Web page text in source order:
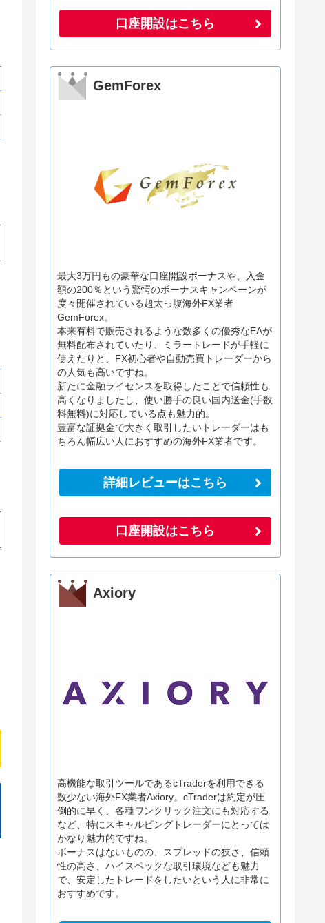
口座開設はこちら
GemForex
最大3万円もの豪華な口座開設ボーナスや、入金
額の200％という驚愕のボーナスキャンペーンが
度々開催されている超太っ腹海外FX業者
GemForex。
本来有料で販売されるような数多くの優秀なEAが
無料配布されていたり、ミラートレードが手軽に
使えたりと、FX初心者や自動売買トレーダーから
の人気も高いですね。
新たに金融ライセンスを取得したことで信頼性も
高くなりましたし、使い勝手の良い国内送金(手数
料無料)に対応している点も魅力的。
豊富な証拠金で大きく取引したいトレーダーはも
ちろん幅広い人におすすめの海外FX業者です。
詳細レビューはこちら
口座開設はこちら
Axiory
高機能な取引ツールであるcTraderを利用できる
数少ない海外FX業者Axiory。cTraderは約定が圧
倒的に早く、各種ワンクリック注文にも対応する
など、特にスキャルピングトレーダーにとっては
かなり魅力的ですね。
ボーナスはないものの、スプレッドの狭さ、信頼
性の高さ、ハイスペックな取引環境なども魅力
で、安定したトレードをしたいという人に非常に
おすすめです。